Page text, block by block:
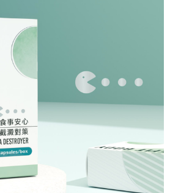
份有限公司」（以下簡稱本公司）所提供，讓
購買商品或服務，並由商店將買賣／分期付款
依約使用本公司帳單繳交帳款。
你分期」之契約關係目的，商店將以您的個人
）提供予台灣大哥大進項蒐集、處理及利用，
單所需資料之確認、核對及更正。
以下連結：
https://oppay.tw/userRule
不需立刻繳費，但若您需要取消訂單，請聯絡
意取消之訂單仍視為有效，需透過AFTEE先享
先享後付 」之結帳頁面顯示為準，若有關於
欲退款等相關疑問，請聯繫「AFTEE先享後付
support/home
公司提供之「AFTEE先享後付」服務完成之交
提供個人資料，並將交易相關給付款項請求債
司。
請瀏覽以下網址：
得法定代理人或監護人之同意方可使用
同意申辦者引起之損失，本公司不負相關責
含以上)免運費
含以上)免運費